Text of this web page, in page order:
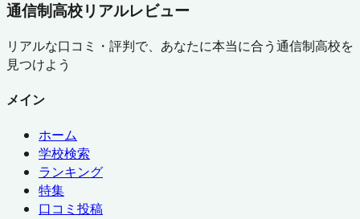
通信制高校リアルレビュー
リアルな口コミ・評判で、あなたに本当に合う通信制高校を
見つけよう
メイン
ホーム
学校検索
ランキング
特集
口コミ投稿